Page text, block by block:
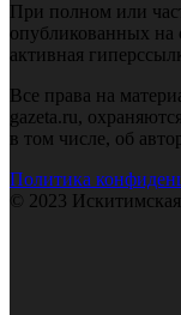
При полном или
опубликованных на
активная
Все права на
gazeta.ru,
в том числе, об
Политика
© 2023 Искитимская